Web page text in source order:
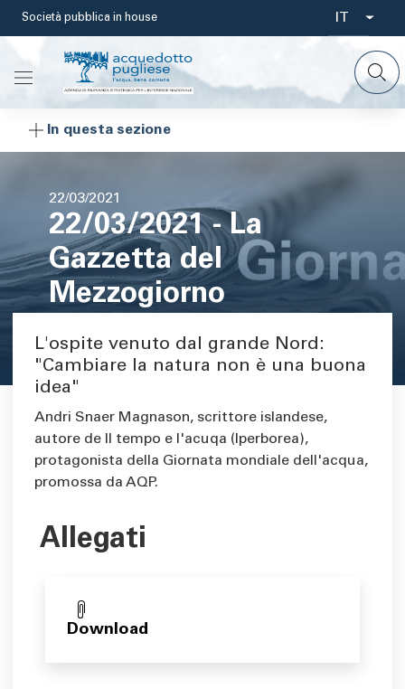
Salta
contenuto
principale
Società pubblica in house
Select
your
IT
In questa sezione
Data
di
pubblicazione
22/03/2021
22/03/2021 - La
Gazzetta del
Mezzogiorno
Area di testo
L'ospite venuto dal grande Nord:
"Cambiare la natura non è una buona
idea"
Andri Snaer Magnason, scrittore islandese,
autore de Il tempo e l'acuqa (Iperborea),
protagonista della Giornata mondiale dell'acqua,
promossa da AQP.
Allegati
Download